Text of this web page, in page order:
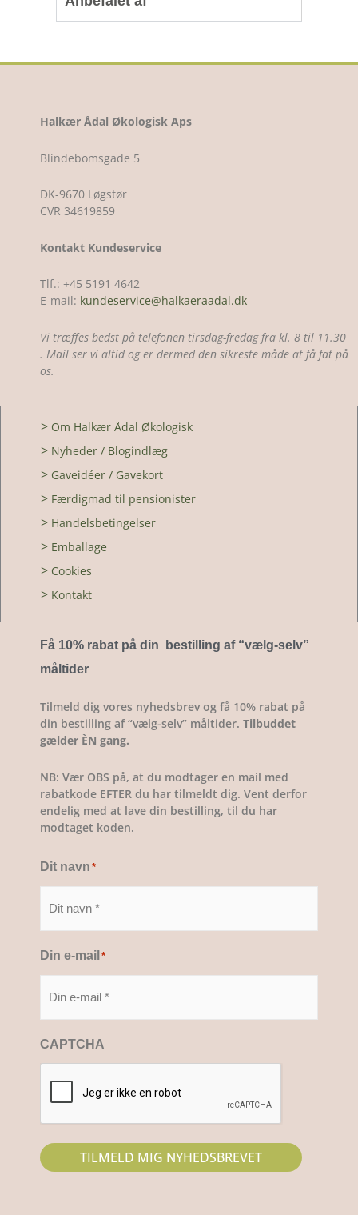
Halkær Ådal Økologisk Aps
Blindebomsgade 5
DK-9670 Løgstør
CVR 34619859
Kontakt Kundeservice
Tlf.: +45 5191 4642
E-mail: kundeservice@halkaeraadal.dk
Vi træffes bedst på telefonen tirsdag-fredag fra kl. 8 til 11.30
. Mail ser vi altid og er dermed den sikreste måde at få fat på
os.
> Om Halkær Ådal Økologisk
> Nyheder / Blogindlæg
> Gaveidéer / Gavekort
> Færdigmad til pensionister
> Handelsbetingelser
> Emballage
> Cookies
> Kontakt
Få 10% rabat på din bestilling af “vælg-selv”
måltider
Tilmeld dig vores nyhedsbrev og få 10% rabat på
din bestilling af “vælg-selv” måltider. Tilbuddet
gælder ÈN gang.
NB: Vær OBS på, at du modtager en mail med
rabatkode EFTER du har tilmeldt dig. Vent derfor
endelig med at lave din bestilling, til du har
modtaget koden.
Dit navn *
Din e-mail *
CAPTCHA
TILMELD MIG NYHEDSBREVET